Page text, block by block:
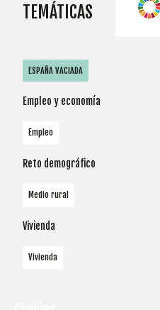
TEMÁTICAS
ESPAÑA VACIADA
Empleo y economía
Empleo
Reto demográfico
Medio rural
Vivienda
Vivienda